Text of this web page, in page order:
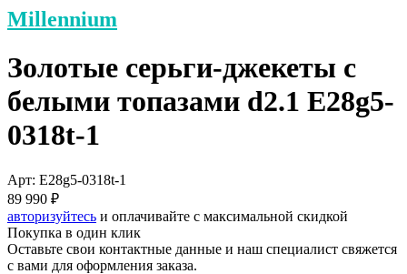
Millennium
Золотые серьги-джекеты с
белыми топазами d2.1 E28g5-
0318t-1
Арт: E28g5-0318t-1
89 990 ₽
авторизуйтесь и оплачивайте с максимальной скидкой
Покупка в один клик
Оставьте свои контактные данные и наш специалист свяжется
с вами для оформления заказа.